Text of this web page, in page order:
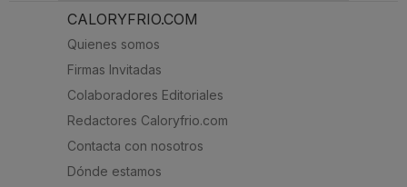
CALORYFRIO.COM
Quienes somos
Firmas Invitadas
Colaboradores Editoriales
Redactores Caloryfrio.com
Contacta con nosotros
Dónde estamos